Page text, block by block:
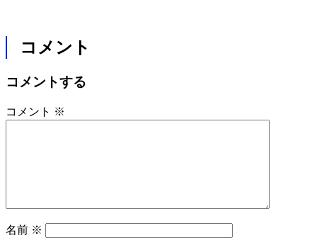
コメント
コメントする
コメント ※
名前 ※